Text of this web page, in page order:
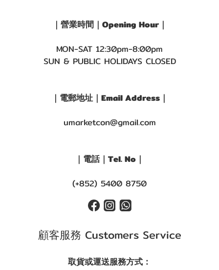
｜營業時間｜Opening Hour｜
MON-SAT 12:30pm-8:00pm
SUN & PUBLIC HOLIDAYS CLOSED
｜電郵地址｜Email Address｜
umarketcon@gmail.com
｜電話｜Tel. No｜
(+852) 5400 8750
顧客服務 Customers Service
取貨或運送服務方式：